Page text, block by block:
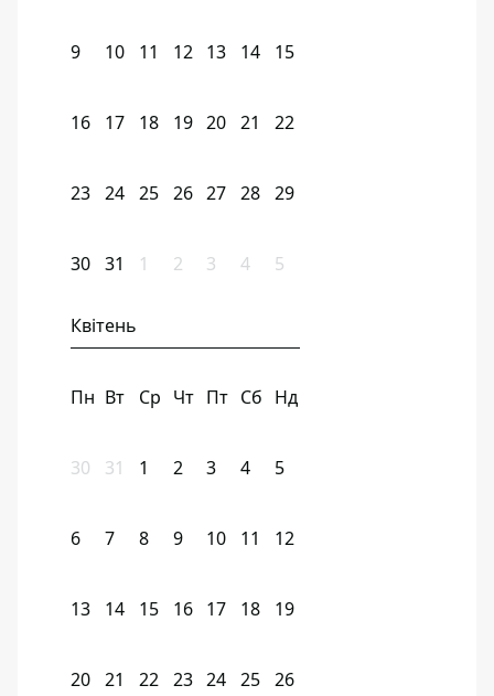
9 10 11 12 13 14 15
16 17 18 19 20 21 22
23 24 25 26 27 28 29
30 31 1 2 3 4 5
Квітень
Пн Вт Ср Чт Пт Сб Нд
30 31 1 2 3 4 5
6 7 8 9 10 11 12
13 14 15 16 17 18 19
20 21 22 23 24 25 26